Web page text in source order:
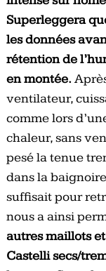
Superleggera
les données
rétention de
en montée.
ventilateur,
comme lors
chaleur, sans
pesé la tenue
dans la
suffisait pour
nous a ainsi
autres maillots
Castelli secs/